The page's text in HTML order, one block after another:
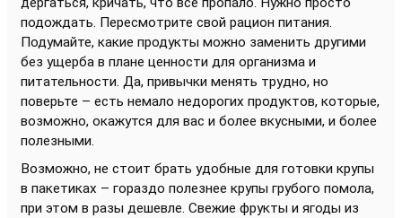
подождать. Пересмотрите свой рацион питания.
Подумайте, какие продукты можно заменить другими
без ущерба в плане ценности для организма и
питательности. Да, привычки менять трудно, но
поверьте – есть немало недорогих продуктов, которые,
возможно, окажутся для вас и более вкусными, и более
полезными.
Возможно, не стоит брать удобные для готовки крупы
в пакетиках – гораздо полезнее крупы грубого помола,
при этом в разы дешевле. Свежие фрукты и ягоды из